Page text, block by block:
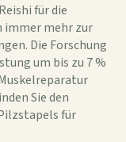
für die
immer mehr zur
Die Forschung
um bis zu 7 %
Sie den
für